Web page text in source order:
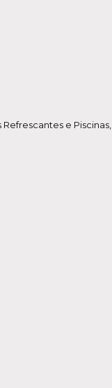
Refrescantes e Piscinas